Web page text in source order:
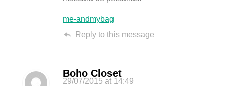
me-andmybag
Reply to this message
Boho Closet
29/07/2015 at 14:49